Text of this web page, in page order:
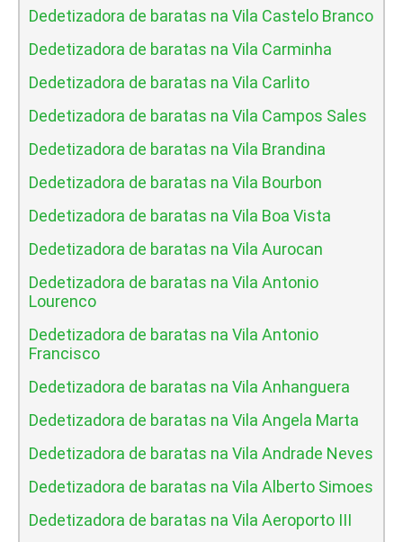
Dedetizadora de baratas na Vila Castelo Branco
Dedetizadora de baratas na Vila Carminha
Dedetizadora de baratas na Vila Carlito
Dedetizadora de baratas na Vila Campos Sales
Dedetizadora de baratas na Vila Brandina
Dedetizadora de baratas na Vila Bourbon
Dedetizadora de baratas na Vila Boa Vista
Dedetizadora de baratas na Vila Aurocan
Dedetizadora de baratas na Vila Antonio
Lourenco
Dedetizadora de baratas na Vila Antonio
Francisco
Dedetizadora de baratas na Vila Anhanguera
Dedetizadora de baratas na Vila Angela Marta
Dedetizadora de baratas na Vila Andrade Neves
Dedetizadora de baratas na Vila Alberto Simoes
Dedetizadora de baratas na Vila Aeroporto III